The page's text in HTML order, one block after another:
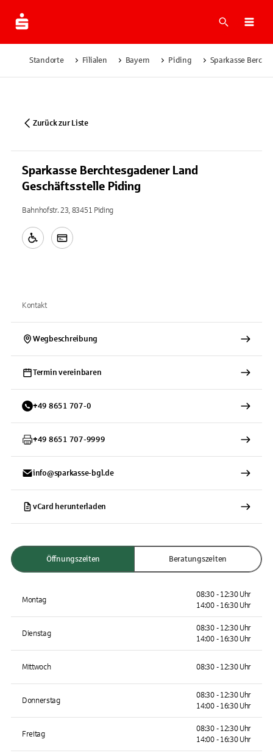
Suche
Standorte Filialen Bayern Piding Sparkasse
Zurück zur Liste
Sparkasse Berchtesgadener Land
Geschäftsstelle Piding
Bahnhofstr. 23, 83451 Piding
Kontakt
Wegbeschreibung
Termin vereinbaren
+49 8651 707-0
+49 8651 707-9999
info@sparkasse-bgl.de
vCard herunterladen
Öffnungszeiten Beratungszeiten
Montag
08:30 - 12:30 Uhr
14:00 - 16:30 Uhr
Dienstag
08:30 - 12:30 Uhr
14:00 - 16:30 Uhr
Mittwoch 08:30 - 12:30 Uhr
Donnerstag
08:30 - 12:30 Uhr
14:00 - 16:30 Uhr
Freitag
08:30 - 12:30 Uhr
14:00 - 16:30 Uhr